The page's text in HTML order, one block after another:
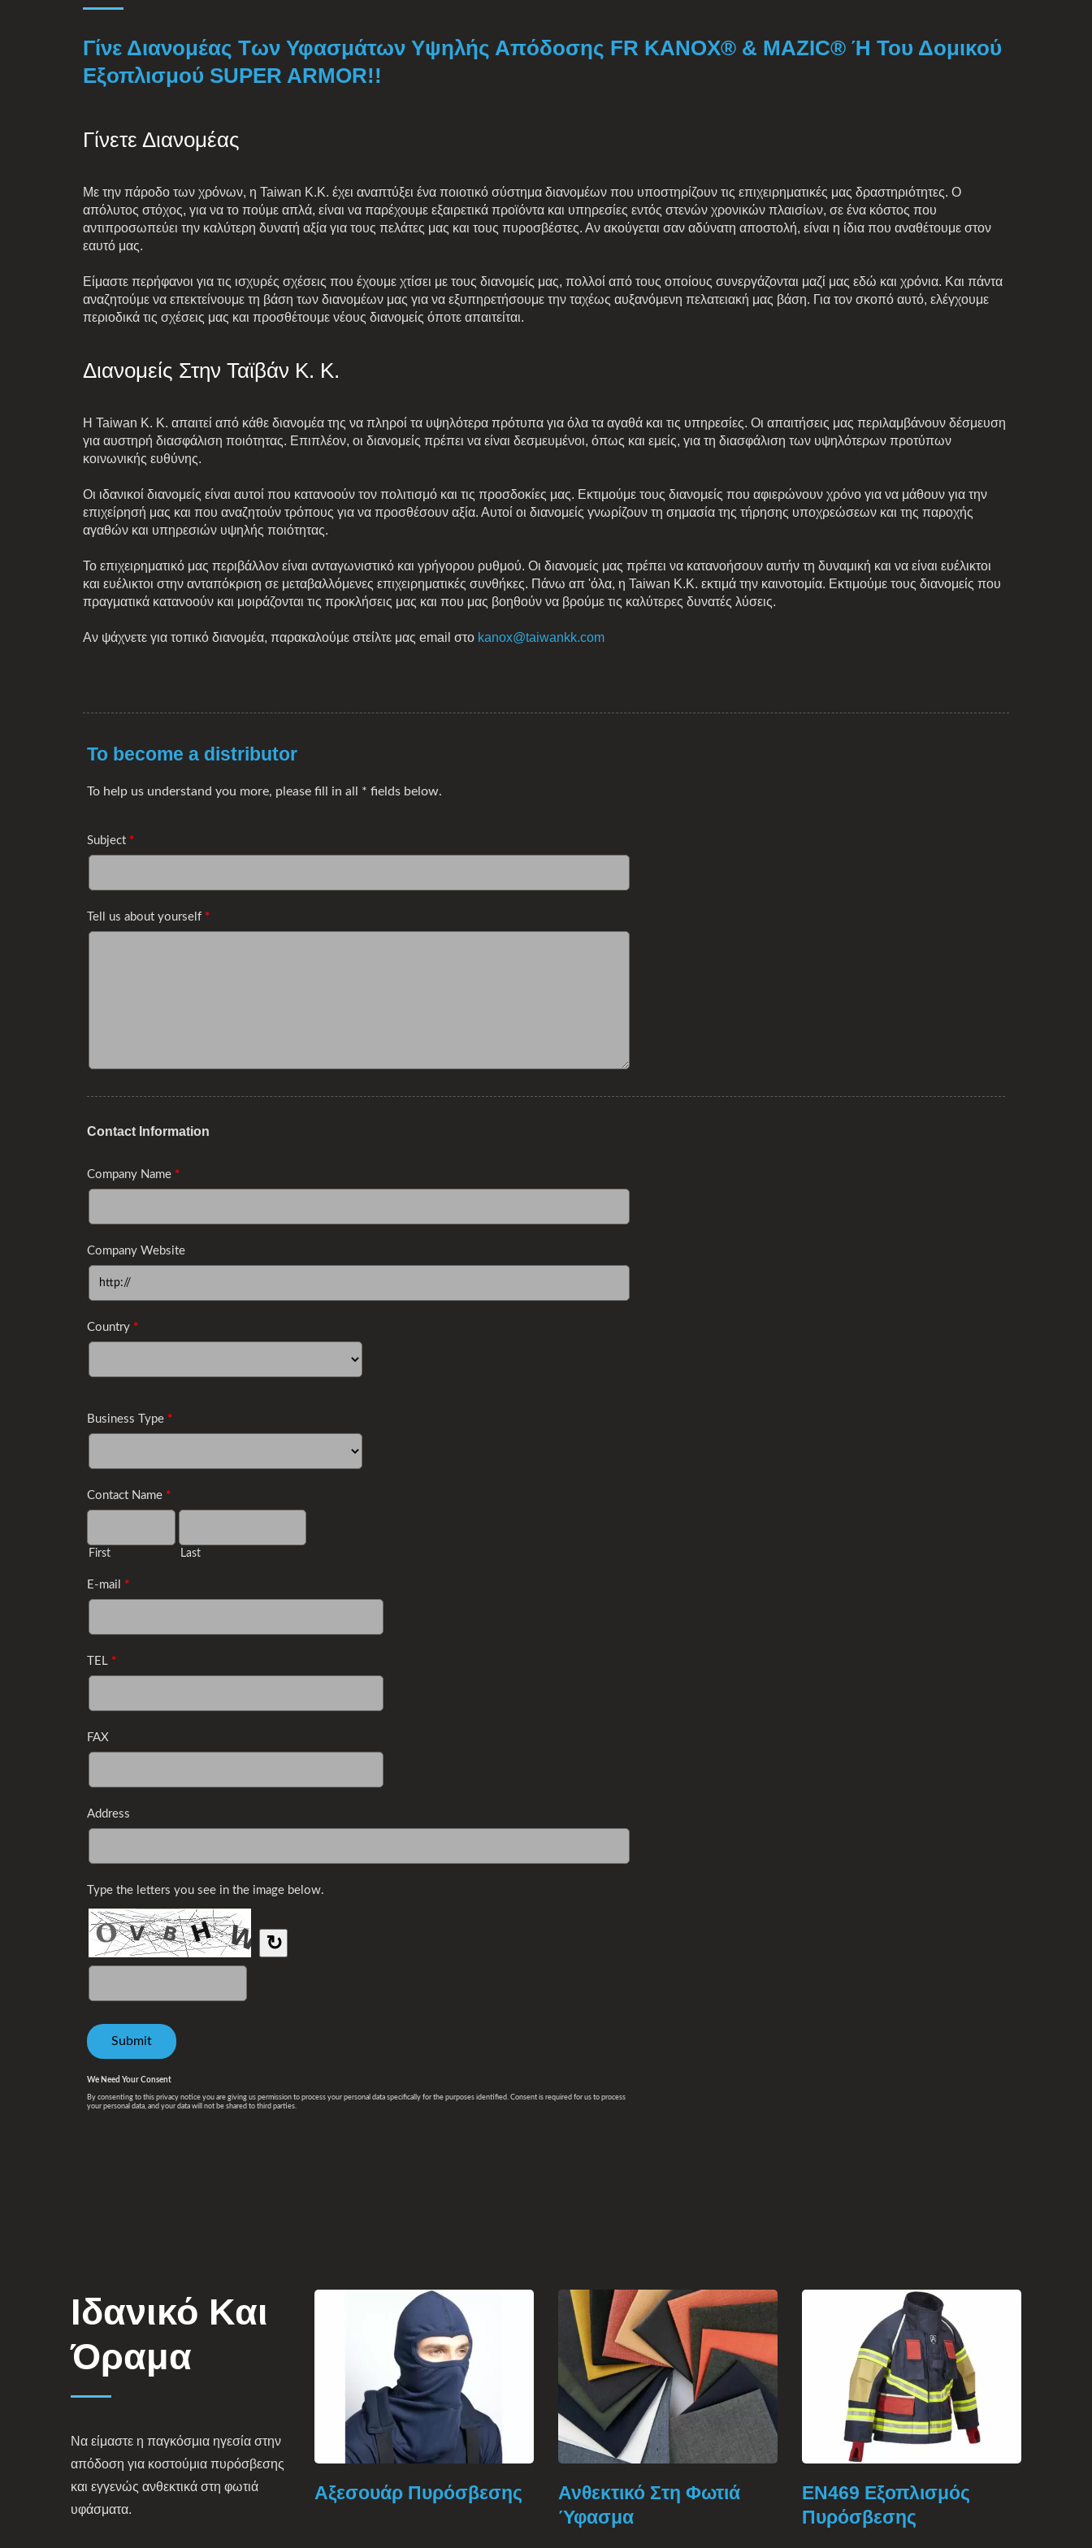
Γίνε Διανομέας Των Υφασμάτων Υψηλής Απόδοσης FR KANOX® & MAZIC® Ή Του Δομικού
Εξοπλισμού SUPER ARMOR!!
Γίνετε Διανομέας
Με την πάροδο των χρόνων, η Taiwan K.K. έχει αναπτύξει ένα ποιοτικό σύστημα διανομέων που υποστηρίζουν τις επιχειρηματικές μας δραστηριότητες. Ο
απόλυτος στόχος, για να το πούμε απλά, είναι να παρέχουμε εξαιρετικά προϊόντα και υπηρεσίες εντός στενών χρονικών πλαισίων, σε ένα κόστος που
αντιπροσωπεύει την καλύτερη δυνατή αξία για τους πελάτες μας και τους πυροσβέστες. Αν ακούγεται σαν αδύνατη αποστολή, είναι η ίδια που αναθέτουμε στον
εαυτό μας.
Είμαστε περήφανοι για τις ισχυρές σχέσεις που έχουμε χτίσει με τους διανομείς μας, πολλοί από τους οποίους συνεργάζονται μαζί μας εδώ και χρόνια. Και πάντα
αναζητούμε να επεκτείνουμε τη βάση των διανομέων μας για να εξυπηρετήσουμε την ταχέως αυξανόμενη πελατειακή μας βάση. Για τον σκοπό αυτό, ελέγχουμε
περιοδικά τις σχέσεις μας και προσθέτουμε νέους διανομείς όποτε απαιτείται.
Διανομείς Στην Ταϊβάν K. K.
Η Taiwan K. K. απαιτεί από κάθε διανομέα της να πληροί τα υψηλότερα πρότυπα για όλα τα αγαθά και τις υπηρεσίες. Οι απαιτήσεις μας περιλαμβάνουν δέσμευση
για αυστηρή διασφάλιση ποιότητας. Επιπλέον, οι διανομείς πρέπει να είναι δεσμευμένοι, όπως και εμείς, για τη διασφάλιση των υψηλότερων προτύπων
κοινωνικής ευθύνης.
Οι ιδανικοί διανομείς είναι αυτοί που κατανοούν τον πολιτισμό και τις προσδοκίες μας. Εκτιμούμε τους διανομείς που αφιερώνουν χρόνο για να μάθουν για την
επιχείρησή μας και που αναζητούν τρόπους για να προσθέσουν αξία. Αυτοί οι διανομείς γνωρίζουν τη σημασία της τήρησης υποχρεώσεων και της παροχής
αγαθών και υπηρεσιών υψηλής ποιότητας.
Το επιχειρηματικό μας περιβάλλον είναι ανταγωνιστικό και γρήγορου ρυθμού. Οι διανομείς μας πρέπει να κατανοήσουν αυτήν τη δυναμική και να είναι ευέλικτοι
και ευέλικτοι στην ανταπόκριση σε μεταβαλλόμενες επιχειρηματικές συνθήκες. Πάνω απ 'όλα, η Taiwan K.K. εκτιμά την καινοτομία. Εκτιμούμε τους διανομείς που
πραγματικά κατανοούν και μοιράζονται τις προκλήσεις μας και που μας βοηθούν να βρούμε τις καλύτερες δυνατές λύσεις.
Αν ψάχνετε για τοπικό διανομέα, παρακαλούμε στείλτε μας email στο kanox@taiwankk.com
Ιδανικό Και
Όραμα
Να είμαστε η παγκόσμια ηγεσία στην
απόδοση για κοστούμια πυρόσβεσης
και εγγενώς ανθεκτικά στη φωτιά
υφάσματα.
Προστατευτικό Ένδυμα Αξεσουάρ Πυρόσβεσης
Ανθεκτικό Στη Φωτιά
Ύφασμα
EN469 Εξοπλισμός
Πυρόσβεσης